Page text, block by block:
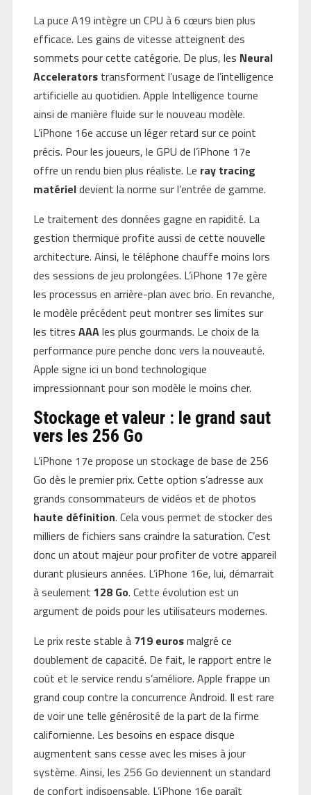
La puce A19 intègre un CPU à 6 cœurs bien plus
efficace. Les gains de vitesse atteignent des
sommets pour cette catégorie. De plus, les Neural
Acceleratorstransforment l’usage de l’intelligence
artificielle au quotidien. Apple Intelligence tourne
ainsi de manière fluide sur le nouveau modèle.
L’iPhone 16e accuse un léger retard sur ce point
précis. Pour les joueurs, le GPU de l’iPhone 17e
offre un rendu bien plus réaliste. Le ray tracing
matérieldevient la norme sur l’entrée de gamme.
Le traitement des données gagne en rapidité. La
gestion thermique profite aussi de cette nouvelle
architecture. Ainsi, le téléphone chauffe moins lors
des sessions de jeu prolongées. L’iPhone 17e gère
les processus en arrière-plan avec brio. En revanche,
le modèle précédent peut montrer ses limites sur
les titres AAAles plus gourmands. Le choix de la
performance pure penche donc vers la nouveauté.
Apple signe ici un bond technologique
impressionnant pour son modèle le moins cher.
Stockage et valeur : le grand saut
vers les 256 Go
L’iPhone 17e propose un stockage de base de 256
Go dès le premier prix. Cette option s’adresse aux
grands consommateurs de vidéos et de photos
haute définition. Cela vous permet de stocker des
milliers de fichiers sans craindre la saturation. C’est
donc un atout majeur pour profiter de votre appareil
durant plusieurs années. L’iPhone 16e, lui, démarrait
à seulement 128 Go. Cette évolution est un
argument de poids pour les utilisateurs modernes.
Le prix reste stable à 719 eurosmalgré ce
doublement de capacité. De fait, le rapport entre le
coût et le service rendu s’améliore. Apple frappe un
grand coup contre la concurrence Android. Il est rare
de voir une telle générosité de la part de la firme
californienne. Les besoins en espace disque
augmentent sans cesse avec les mises à jour
système. Ainsi, les 256 Go deviennent un standard
de confort indispensable. L’iPhone 16e paraît